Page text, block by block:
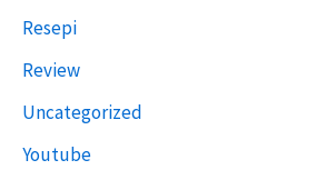
Resepi
Review
Uncategorized
Youtube